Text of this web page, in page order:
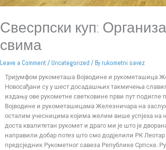
Свесрпски куп:
свима
Leave a Comment/ Uncategorized / By rukometni savez
Тријумфом рукометаша Војводине и рукометашица
Новосађани су у шест досадашњих такмичења
издању ове рукометне светковине први пут
Војводине и рукометашицама Железничара на
осталим учесницима којима желим више успјеха на
доста квалитетан рукомет и драго ми је што је
направили добар потез што смо додјелили РК
предсједник Рукометног савеза Републике Српске.